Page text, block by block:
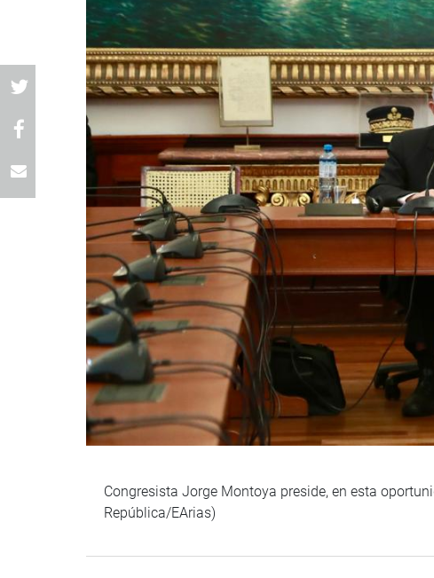
Congresista Jorge Montoya preside, en esta
República/EArias)